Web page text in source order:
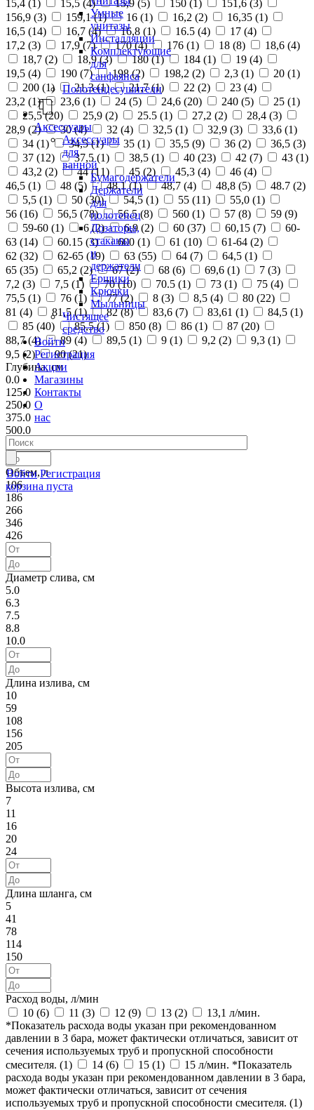
Умные
унитазы
Инсталляции
Комплектующие
для
санфаянса
Полотенцесушители
Аксессуары
Аксессуары
для
ванной
Бумагодержатели
Держатели
для
полотенец
Дозаторы,
стаканы
и
держатели
Ершики
Крючки
Мыльницы
Чистящее
средство
Войти
Регистрация
Акции
Магазины
Контакты
О
нас
Войти Регистрация
корзина пуста
15,4 (1 ) 15,5 (4) 15,9 (5) 150 (1 ) 151,6 (3)
156,9 (3) 159,1 (1) 16 (1) 16,2 (2) 16,35 (1)
16,5 (14) 16,7 (4) 16,8 (1) 16.5 (4) 17 (4)
17,2 (3) 17,9 (7) 170 (4) 176 (1) 18 (8) 18,6 (4)
18,7 (2) 18,9 (3) 180 (1) 184 (1) 19 (4)
19,5 (4) 190 (7) 198 (2) 198,2 (2) 2,3 (1) 20 (1)
200 (1) 21,3 (1) 21,7 (1) 22 (2) 23 (4)
23,2 (1) 23,6 (1) 24 (5) 24,6 (20) 240 (5) 25 (1)
25,5 (20) 25,9 (2) 25.5 (1) 27,2 (2) 28,4 (3)
28,9 (2) 30 (4) 32 (4) 32,5 (1) 32,9 (3) 33,6 (1)
34 (1) 34,5 (1) 35 (1) 35,5 (9) 36 (2) 36,5 (3)
37 (12) 37,5 (1) 38,5 (1) 40 (23) 42 (7) 43 (1)
43,2 (2) 44 (11) 45 (2) 45,3 (4) 46 (4)
46,5 (1) 48 (5) 48,1 (1) 48,7 (4) 48,8 (5) 48.7 (2)
5,5 (1) 50 (30) 54,5 (1) 55 (11) 55,0 (1)
56 (16) 56,5 (78) 56.5 (8) 560 (1) 57 (8) 59 (9)
59-60 (1) 6 (2) 6,9 (2) 60 (37) 60,15 (7)
60-
63 (14) 60.15 (3) 600 (1) 61 (10) 61-64 (2)
62 (32) 62-65 (19) 63 (55) 64 (7) 64,5 (1)
65 (35) 65,2 (2) 67 (2) 68 (6) 69,6 (1) 7 (3)
7,2 (3) 7,5 (1) 70 (10) 70.5 (1) 73 (1) 75 (4)
75,5 (1) 76 (1) 77 (2) 8 (3) 8,5 (4) 80 (22)
81 (4) 81,5 (1) 82 (8) 83,6 (7) 83,61 (1) 84,5 (1)
85 (40) 85,5 (1) 850 (8) 86 (1) 87 (20)
88,7 (4) 89 (4) 89,5 (1) 9 (1) 9,2 (2) 9,3 (1)
9,5 (2) 90 (21)
Глубина, см
0.0
125.0
250.0
375.0
500.0
Объем, л
106
186
266
346
426
Диаметр слива, см
5.0
6.3
7.5
8.8
10.0
Длина излива, см
10
59
108
156
205
Высота излива, см
7
11
16
20
24
Длина шланга, см
5
41
78
114
150
Расход воды, л/мин
10 (6) 11 (3) 12 (9) 13 (2)
13,1 л/мин.
*Показатель расхода воды указан при рекомендованном
давлении в 3 бара, может фактически отличаться, зависит от
сечения используемых труб и пропускной способности
смесителя. (1) 14 (6) 15 (1)
15 л/мин. *Показатель
расхода воды указан при рекомендованном давлении в 3 бара,
может фактически отличаться, зависит от сечения
используемых труб и пропускной способности смесителя. (1)